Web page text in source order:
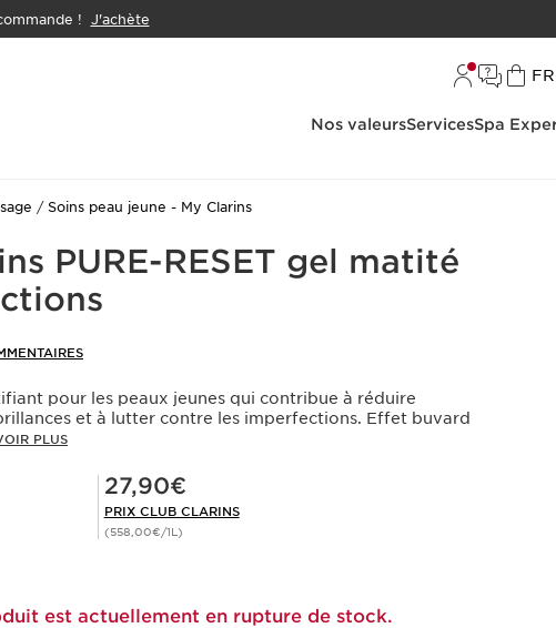
! J'achète
FR
Nos valeursServicesSpa
Soins peau jeune - My Clarins
PURE-RESET gel matité
pour les peaux jeunes qui contribue à réduire
et à lutter contre les imperfections. Effet buvard
PLUS
Prix Club Clarins 27,90€
27,90€
PRIX CLUB CLARINS
(558,00€/1L)
est actuellement en rupture de stock.